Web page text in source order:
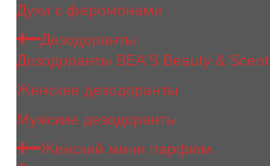
Духи с феромонами
Дезодоранты
Дезодоранты BEA'S Beauty & Scent
Женские дезодоранты
Мужские дезодоранты
Женский мини парфюм